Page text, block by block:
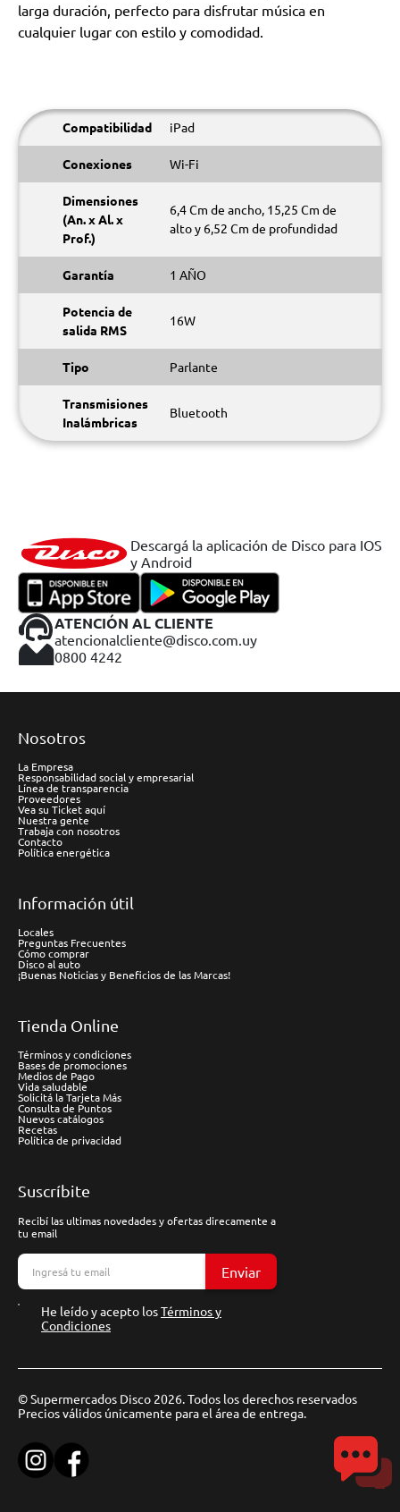
larga duración, perfecto para disfrutar música en
cualquier lugar con estilo y comodidad.
Compatibilidad iPad
Conexiones Wi-Fi
Dimensiones
(An. x Al. x
Prof.)
6,4 Cm de ancho, 15,25 Cm de
alto y 6,52 Cm de profundidad
Garantía 1 AÑO
Potencia de
salida RMS
16W
Tipo Parlante
Transmisiones
Inalámbricas
Bluetooth
Descargá la aplicación de Disco para IOS
y Android
ATENCIÓN AL CLIENTE
atencionalcliente@disco.com.uy
0800 4242
Nosotros
La Empresa
Responsabilidad social y empresarial
Línea de transparencia
Proveedores
Vea su Ticket aquí
Nuestra gente
Trabaja con nosotros
Contacto
Política energética
Información útil
Locales
Preguntas Frecuentes
Cómo comprar
Disco al auto
¡Buenas Noticias y Beneficios de las Marcas!
Tienda Online
Términos y condiciones
Bases de promociones
Medios de Pago
Vida saludable
Solicitá la Tarjeta Más
Consulta de Puntos
Nuevos catálogos
Recetas
Política de privacidad
Suscríbite
Recibí las ultimas novedades y ofertas direcamente a
tu email
Enviar
He leído y acepto losTérminos y
Condiciones
© Supermercados Disco 2026. Todos los derechos reservados
Precios válidos únicamente para el área de entrega.